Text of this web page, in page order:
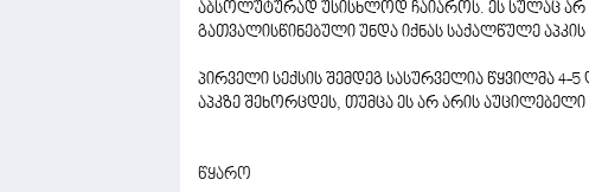
აბსოლუტურად უსისხლოდ ჩაიაროს. ეს სულაც არ
გათვალისწინებული უნდა იქნას საქალწულე
პირველი სექსის შემდეგ სასურველია წყვილმა 4-
აპკზე შეხორცდეს, თუმცა ეს არ არის
წყარო